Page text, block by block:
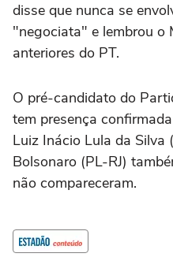
disse que nunca se
"negociata" e lembrou o
anteriores do PT.
O pré-candidato do
tem presença
Luiz Inácio Lula da Silva
Bolsonaro (PL-RJ)
não compareceram.